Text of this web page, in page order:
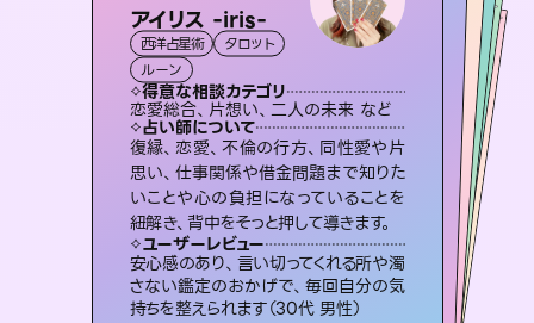
アイリス -iris-
西洋占星術
タロット
ルーン
得意な相談カテゴリ
恋愛総合、片想い、二人の未来 など
占い師について
復縁、恋愛、不倫の行方、同性愛や片
思い、仕事関係や借金問題まで知りた
いことや心の負担になっていることを
紐解き、背中をそっと押して導きます。
ユーザーレビュー
安心感のあり、言い切ってくれる所や濁
さない鑑定のおかげで、毎回自分の気
持ちを整えられます（30代 男性）
未来視師＊花
霊視・オーラ 心理学
スピリチュアル・リーディング
得意な相談カテゴリ
出逢い、片想い、復縁 など
占い師について
未来には何パターンもの選択肢があり
ます。不安で視えにくくなっているあな
たの素敵な未来を見つけ、その未来を
選択できるようアドバイスします。
ユーザーレビュー
職場の人の性質や人間関係、本心など
本当によく視えていてびっくり。対策が
打てて前向きになれます（40代）
おう 霊感オラクル
霊視・オーラ
オラクルカード
得意な相談カテゴリ
恋愛総合、あの人の気持ち など
占い師について
霊視×オラクルカードを使って「今」と
「未来」そして「気になるあの人の気持
ち」まで丁寧に読み解き、恋や人生のヒ
ントを優しく引き出します。
ユーザーレビュー
不安な気持ちが嘘みたいに晴れまし
た…！よく視えていらっしゃるんだなと
感じました（40代 女性）
彗望（ すいぼう
霊視・オーラ
スピリチュアル・リーディング
得意な相談カテゴリ
片想い、あの人の気持ち、復縁 など
占い師について
3,700年以上の歴史を持つ東洋最古の占術「易占」で詳細まで占い、幸せへ向かう道筋を示します。厳しい結果にも具体的な対策をお伝えします。
ユーザーレビュー
複雑な背景もしっかり聞いて鑑定して
いただけました。気持ちが楽になりまし
た（50代 女性）
セラピスト理恵
スピリチュアル・リーディング
得意な相談カテゴリ
片想い、二人の未来、年の差 など
占い師について
連絡再開、復縁、成就などの報告実績
多数。セラピストとして2万超の施術経
験があるからこそできる鑑定で、より良
い未来をサポートします。
ユーザーレビュー
とても心温まる鑑定でした。しかもこち
らは何も言っていないのに視えていらっ
しゃるんだなと驚きです（30代女性）
桃源珠羽
霊視・オーラ タロット
スピリチュアル・リーディング
得意な相談カテゴリ
片想い、あの人の気持ち、復縁 など
占い師について
恋愛のお悩みの中でも特に「曖昧な関
係」の相談を得意としており、友達以上
恋人未満なお相手との今後や本音を丁
寧に読み解き恋愛成就へと導きます。
ユーザーレビュー
鑑定していただいてアドバイス通りに行
動すると仲が復活してきました。ありが
とうございました（40代 女性）